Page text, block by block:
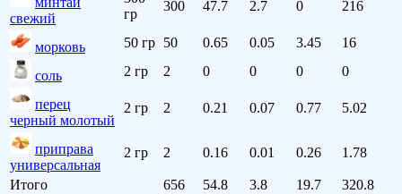
свежий
гр
300 47.7 2.7 0 216
морковь 50 гр 50 0.65 0.05 3.45 16
соль 2 гр 2 0 0 0 0
перец
черный молотый
2 гр 2 0.21 0.07 0.77 5.02
приправа
универсальная
2 гр 2 0.16 0.01 0.26 1.78
Итого 656 54.8 3.8 19.7
320.8